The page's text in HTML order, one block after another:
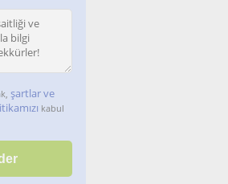
şartlar ve
kabul